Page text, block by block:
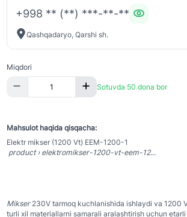
+998 ** (**) ***-**-**
Qashqadaryo, Qarshi sh.
Miqdori
Sotuvda 50 dona bor
Mahsulot haqida qisqacha:
Elektr mikser (1200 Vt) EEM-1200-1
product › elektromikser-1200-vt-eem-12...
Mikser230V tarmoq kuchlanishida ishlaydi va 1200
turli xil materiallarni samarali aralashtirish uchun